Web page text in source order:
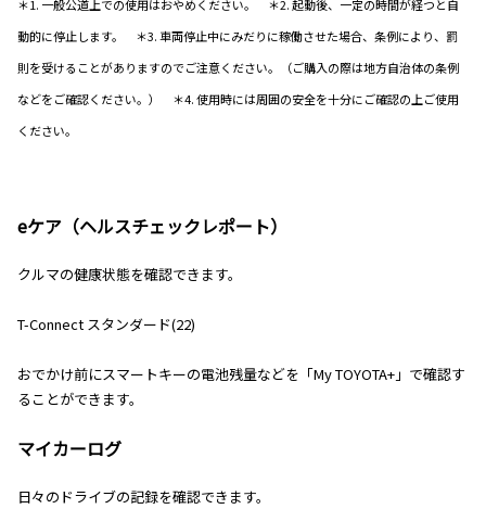
＊1. 一般公道上での使用はおやめください。 ＊2. 起動後、一定の時間が経つと自
動的に停止します。 ＊3. 車両停止中にみだりに稼働させた場合、条例により、罰
則を受けることがありますのでご注意ください。（ご購入の際は地方自治体の条例
などをご確認ください。） ＊4. 使用時には周囲の安全を十分にご確認の上ご使用
ください。
eケア（ヘルスチェックレポート）
クルマの健康状態を確認できます。
T-Connect スタンダード(22)
おでかけ前にスマートキーの電池残量などを「My TOYOTA+」で確認す
ることができます。
マイカーログ
日々のドライブの記録を確認できます。